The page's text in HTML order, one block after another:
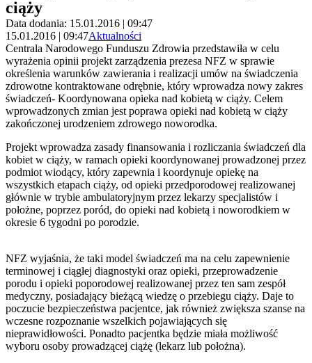
ciąży
Data dodania: 15.01.2016 | 09:47
15.01.2016 | 09:47Aktualności
Centrala Narodowego Funduszu Zdrowia przedstawiła w celu
wyrażenia opinii projekt zarządzenia prezesa NFZ w sprawie
określenia warunków zawierania i realizacji umów na świadczenia
zdrowotne kontraktowane odrębnie, który wprowadza nowy zakres
świadczeń- Koordynowana opieka nad kobietą w ciąży. Celem
wprowadzonych zmian jest poprawa opieki nad kobietą w ciąży
zakończonej urodzeniem zdrowego noworodka.
Projekt wprowadza zasady finansowania i rozliczania świadczeń dla
kobiet w ciąży, w ramach opieki koordynowanej prowadzonej przez
podmiot wiodący, który zapewnia i koordynuje opiekę na
wszystkich etapach ciąży, od opieki przedporodowej realizowanej
głównie w trybie ambulatoryjnym przez lekarzy specjalistów i
położne, poprzez poród, do opieki nad kobietą i noworodkiem w
okresie 6 tygodni po porodzie.
NFZ wyjaśnia, że taki model świadczeń ma na celu zapewnienie
terminowej i ciągłej diagnostyki oraz opieki, przeprowadzenie
porodu i opieki poporodowej realizowanej przez ten sam zespół
medyczny, posiadający bieżącą wiedzę o przebiegu ciąży. Daje to
poczucie bezpieczeństwa pacjentce, jak również zwiększa szanse na
wczesne rozpoznanie wszelkich pojawiających się
nieprawidłowości. Ponadto pacjentka będzie miała możliwość
wyboru osoby prowadzącej ciążę (lekarz lub położna).